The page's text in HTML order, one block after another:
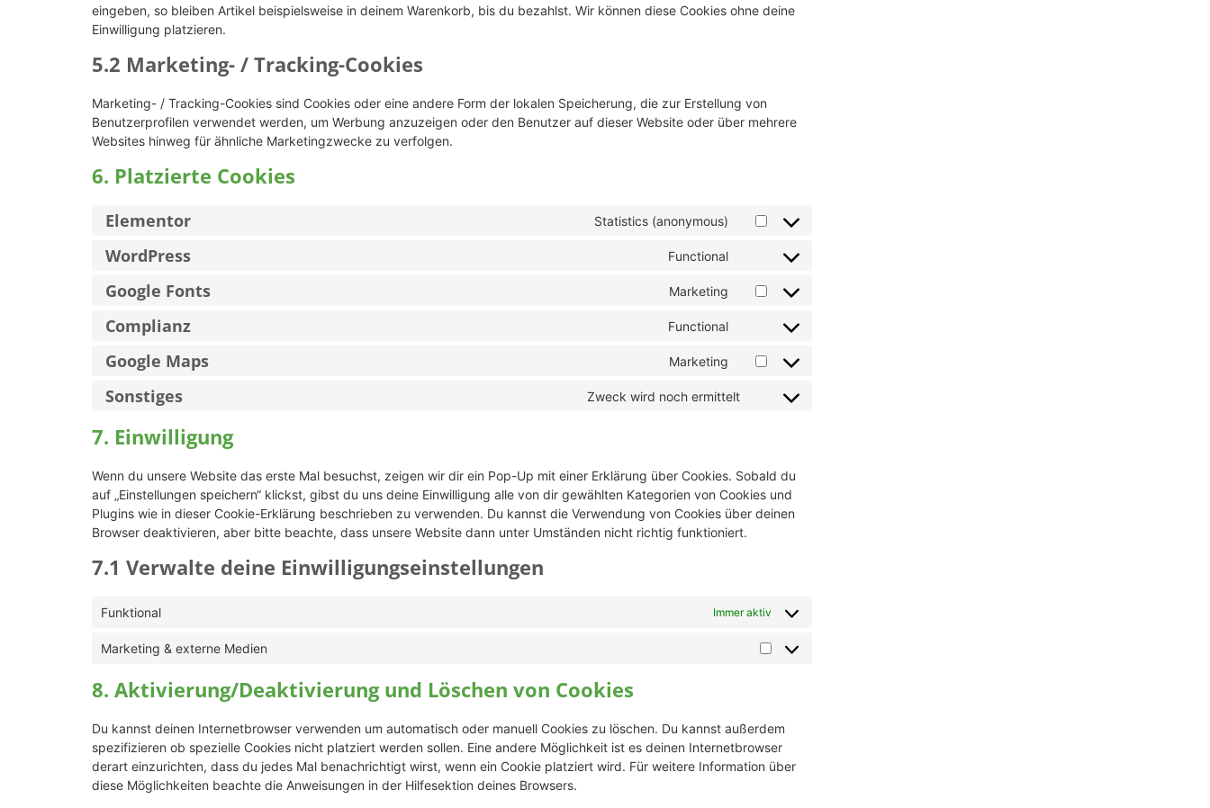
eingeben, so bleiben Artikel beispielsweise in deinem Warenkorb, bis du bezahlst. Wir können diese Cookies ohne deine
Einwilligung platzieren.
5.2 Marketing- / Tracking-Cookies
Marketing- / Tracking-Cookies sind Cookies oder eine andere Form der lokalen Speicherung, die zur Erstellung von
Benutzerprofilen verwendet werden, um Werbung anzuzeigen oder den Benutzer auf dieser Website oder über mehrere
Websites hinweg für ähnliche Marketingzwecke zu verfolgen.
6. Platzierte Cookies
Elementor Statistics (anonymous)
WordPress Functional
Google Fonts Marketing
Complianz Functional
Google Maps Marketing
Sonstiges Zweck wird noch ermittelt
7. Einwilligung
Wenn du unsere Website das erste Mal besuchst, zeigen wir dir ein Pop-Up mit einer Erklärung über Cookies. Sobald du
auf „Einstellungen speichern“ klickst, gibst du uns deine Einwilligung alle von dir gewählten Kategorien von Cookies und
Plugins wie in dieser Cookie-Erklärung beschrieben zu verwenden. Du kannst die Verwendung von Cookies über deinen
Browser deaktivieren, aber bitte beachte, dass unsere Website dann unter Umständen nicht richtig funktioniert.
7.1 Verwalte deine Einwilligungseinstellungen
Funktional Immer aktiv
Marketing & externe Medien
8. Aktivierung/Deaktivierung und Löschen von Cookies
Du kannst deinen Internetbrowser verwenden um automatisch oder manuell Cookies zu löschen. Du kannst außerdem
spezifizieren ob spezielle Cookies nicht platziert werden sollen. Eine andere Möglichkeit ist es deinen Internetbrowser
derart einzurichten, dass du jedes Mal benachrichtigt wirst, wenn ein Cookie platziert wird. Für weitere Information über
diese Möglichkeiten beachte die Anweisungen in der Hilfesektion deines Browsers.